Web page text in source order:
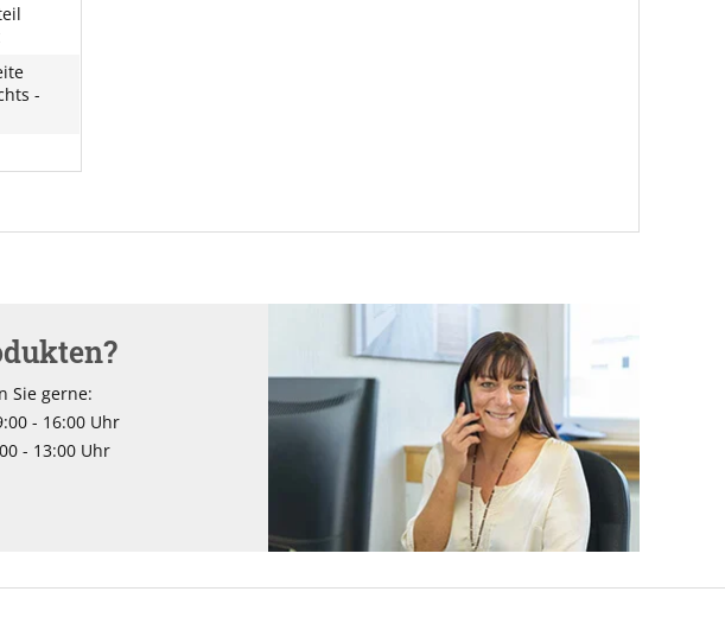
-
Sie gerne:
- 16:00 Uhr
- 13:00 Uhr